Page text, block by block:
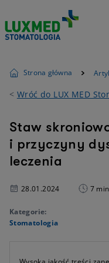
Strona główna
< Wróć do LUX MED
Staw
i przyczyny
leczenia
28.01.2024 7 min
Kategorie:
Stomatologia